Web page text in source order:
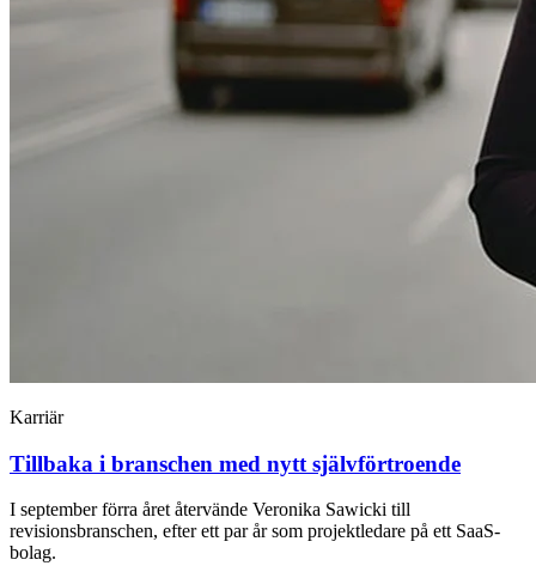
Karriär
Tillbaka i branschen med nytt självförtroende
I september förra året återvände Veronika Sawicki till
revisionsbranschen, efter ett par år som projektledare på ett SaaS-
bolag.